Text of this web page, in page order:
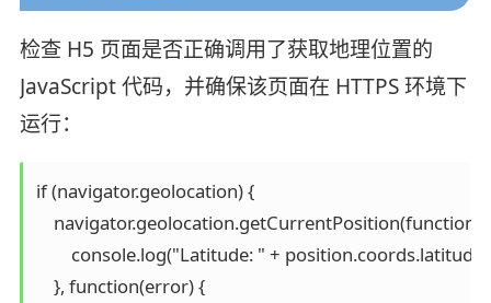
检查 H5 页面是否正确调用了获取地理位置的
JavaScript 代码，并确保该页面在 HTTPS 环境下
运行：
if (navigator.geolocation) {
console.log("Latitude: " +
    }, function(error) {